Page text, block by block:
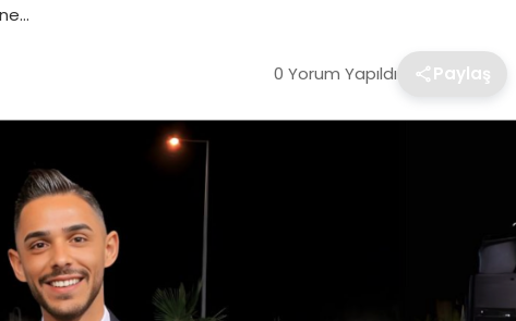
0 Yorum Yapıldı Paylaş